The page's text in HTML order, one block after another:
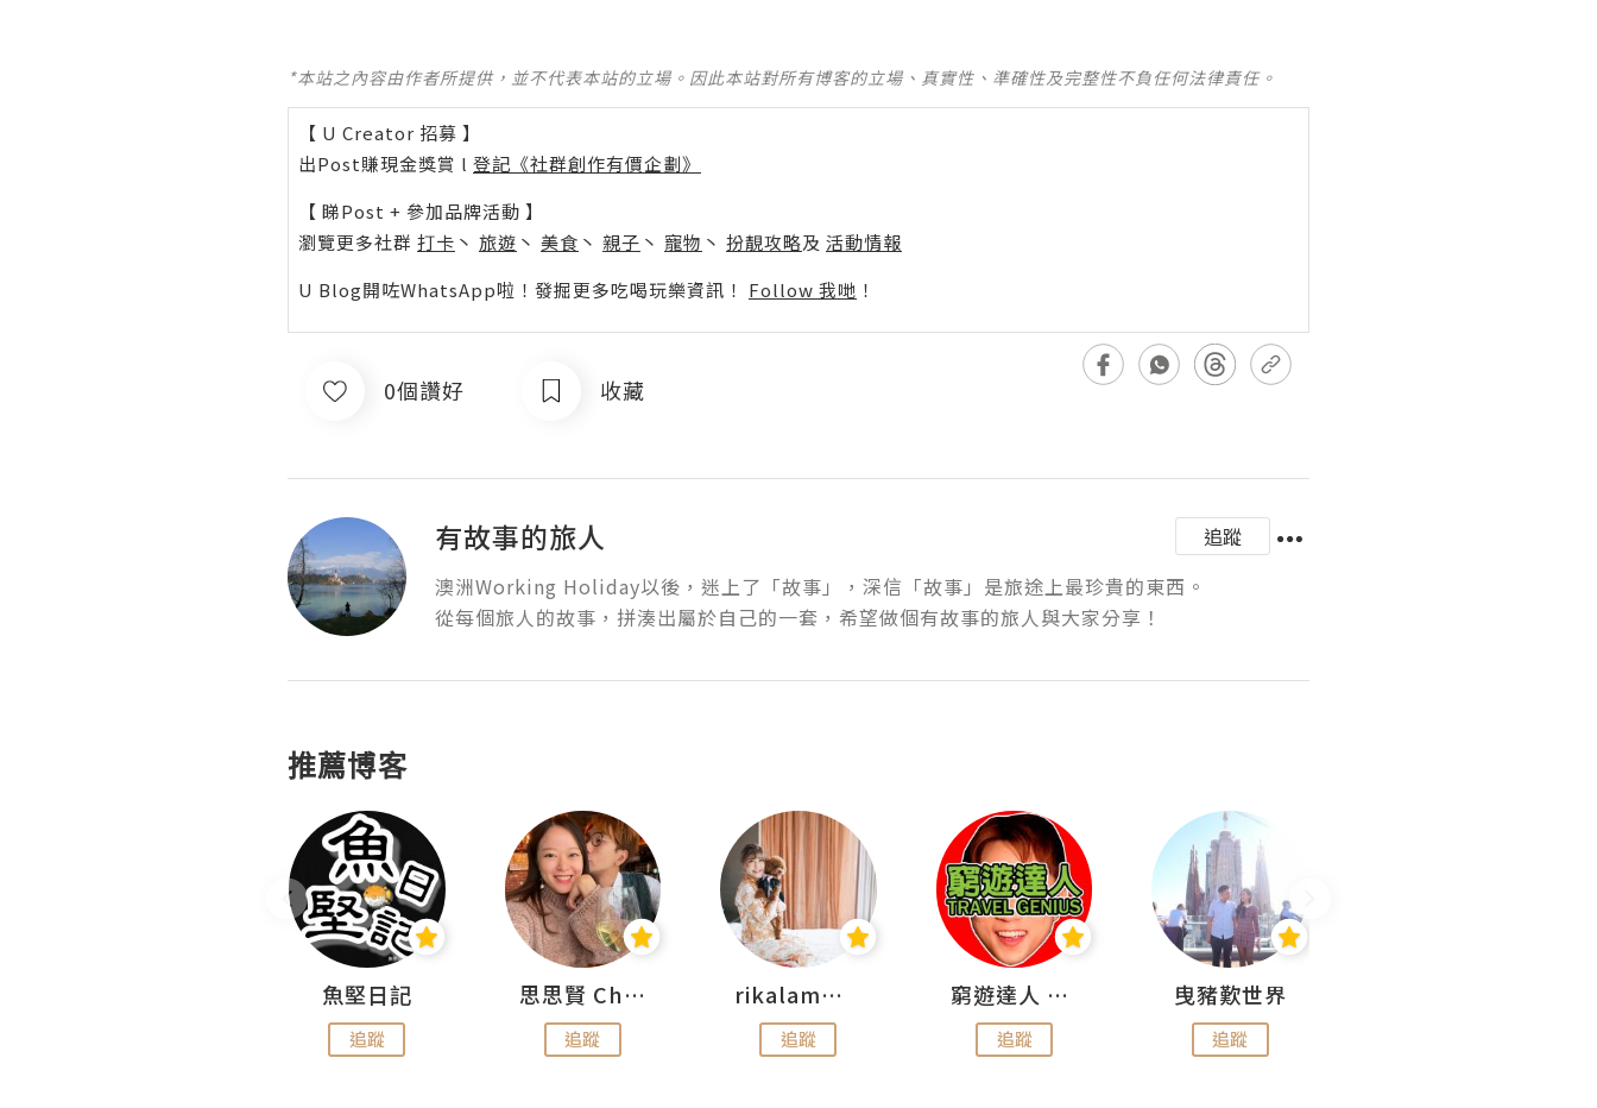
*本站之內容由作者所提供，並不代表本站的立場。因此本站對所有博客的立場、真實性、準確性及完整性不負任何法律責任。
【 U Creator 招募 】
出Post賺現金獎賞 l 登記《社群創作有價企劃》
【 睇Post + 參加品牌活動 】
瀏覽更多社群 打卡 丶 旅遊 丶 美食 丶 親子 丶 寵物 丶 扮靚攻略及 活動情報
U Blog開咗WhatsApp啦！發掘更多吃喝玩樂資訊！ Follow 我哋 ！
0個讚好 收藏
有故事的旅人
追蹤
澳洲Working Holiday以後，迷上了「故事」，深信「故事」是旅途上最珍貴的東西。
從每個旅人的故事，拼湊出屬於自己的一套，希望做個有故事的旅人與大家分享！
推薦博客
魚堅日記
追蹤
思思賢 ChillMyBabe
追蹤
rikalammm
追蹤
窮遊達人 Mr.TravelGenius
追蹤
曳豬歎世界
追蹤